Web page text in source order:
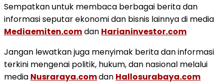
Sempatkan untuk membaca berbagai berita dan
informasi seputar ekonomi dan bisnis lainnya di media
Mediaemiten.comdan Harianinvestor.com
Jangan lewatkan juga menyimak berita dan informasi
terkini mengenai politik, hukum, dan nasional melalui
media Nusraraya.comdan Hallosurabaya.com